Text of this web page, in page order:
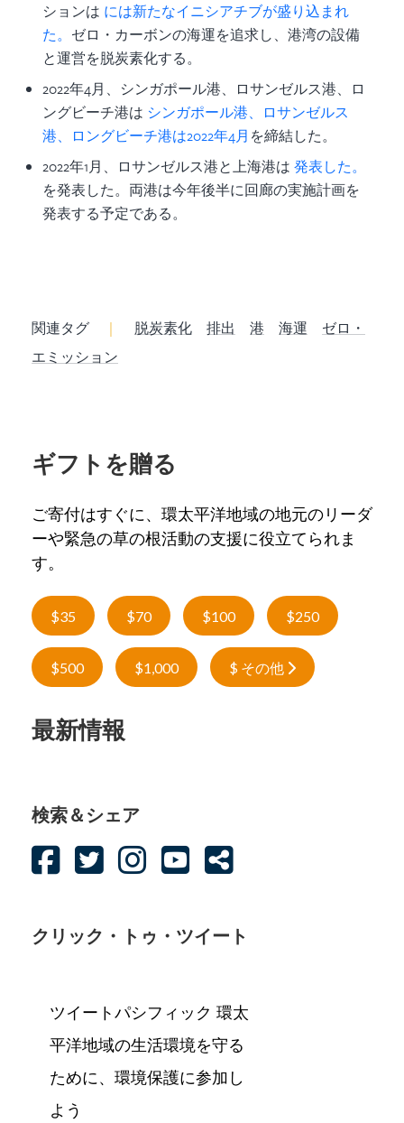
ションは には新たなイニシアチブが盛り込まれ
た。 ゼロ・カーボンの海運を追求し、港湾の設備
と運営を脱炭素化する。
2022年4月、シンガポール港、ロサンゼルス港、ロ
ングビーチ港は シンガポール港、ロサンゼルス
港、ロングビーチ港は2022年4月 を締結した。
2022年1月、ロサンゼルス港と上海港は 発表した。
を発表した。両港は今年後半に回廊の実施計画を
発表する予定である。
関連タグ ｜ 脱炭素化 排出 港 海運
ゼロ・
エミッション
ギフトを贈る
ご寄付はすぐに、環太平洋地域の地元のリーダ
ーや緊急の草の根活動の支援に役立てられま
す。
$35 $70 $100 $250
$500 $1,000 $ その他
最新情報
検索＆シェア
クリック・トゥ・ツイート
ツイートパシフィック 環太
平洋地域の生活環境を守る
ために、環境保護に参加し
よう